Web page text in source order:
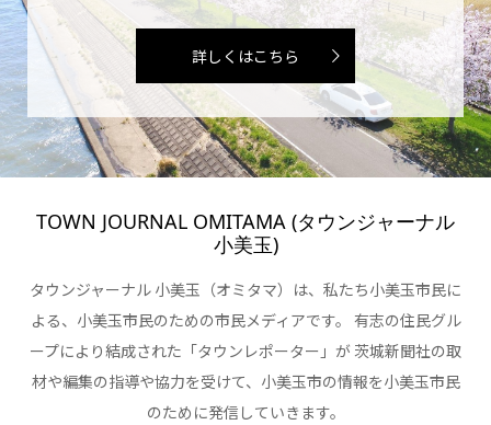
詳しくはこちら
TOWN JOURNAL OMITAMA (タウンジャーナル
小美玉)
タウンジャーナル 小美玉（オミタマ）は、私たち小美玉市民に
よる、小美玉市民のための市民メディアです。 有志の住民グル
ープにより結成された「タウンレポーター」が 茨城新聞社の取
材や編集の指導や協力を受けて、小美玉市の情報を小美玉市民
のために発信していきます。